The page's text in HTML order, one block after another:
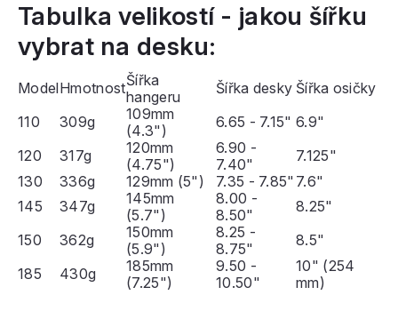
Tabulka velikostí - jakou šířku
vybrat na desku:
ModelHmotnostŠířka
hangeru
Šířka desky Šířka osičky
110
309g
109mm
(4.3")
6.65 - 7.15" 6.9"
120
317g
120mm
(4.75")
6.90 -
7.40"
7.125"
130
336g 129mm (5") 7.35 - 7.85" 7.6"
145
347g
145mm
(5.7")
8.00 -
8.50"
8.25"
150
362g
150mm
(5.9")
8.25 -
8.75"
8.5"
185
430g
185mm
(7.25")
9.50 -
10.50"
10" (254
mm)